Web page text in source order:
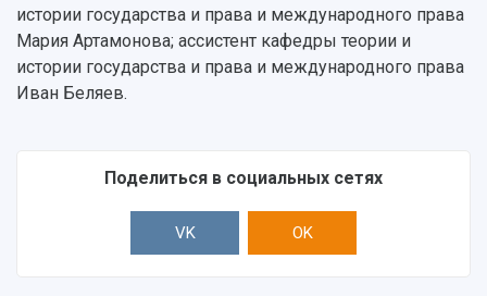
истории государства и права и международного права
Мария Артамонова; ассистент кафедры теории и
истории государства и права и международного права
Иван Беляев.
Поделиться в социальных сетях
VK OK